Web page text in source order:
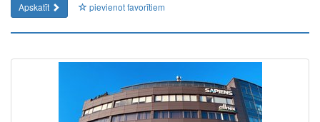
Apskatīt pievienot favorītiem